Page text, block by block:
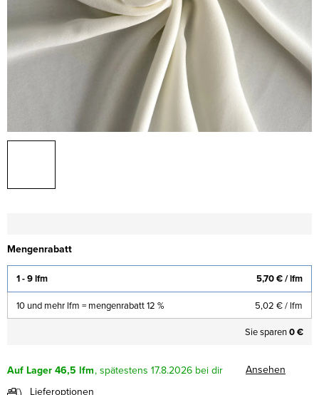
Mengenrabatt
1 - 9 lfm 5,70 €/ lfm
10 und mehr lfm = mengenrabatt 12 % 5,02 €/ lfm
Sie sparen0 €
Auf Lager46,5 lfm 17.8.2026
Ansehen
Lieferoptionen